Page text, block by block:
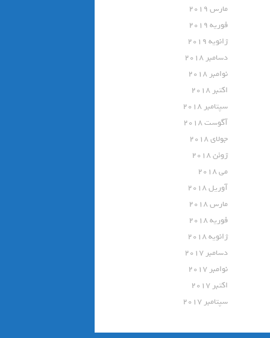
مارس 2019
فوریه 2019
ژانویه 2019
دسامبر 2018
نوامبر 2018
اکتبر 2018
سپتامبر 2018
آگوست 2018
جولای 2018
ژوئن 2018
می 2018
آوریل 2018
مارس 2018
فوریه 2018
ژانویه 2018
دسامبر 2017
نوامبر 2017
اکتبر 2017
سپتامبر 2017